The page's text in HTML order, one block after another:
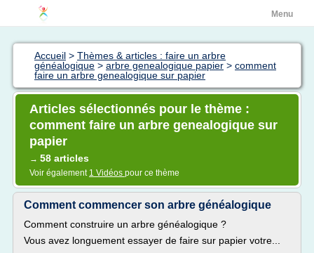
Menu
Accueil > Thèmes & articles : faire un arbre
généalogique > arbre genealogique papier > comment
faire un arbre genealogique sur papier
Articles sélectionnés pour le thème :
comment faire un arbre genealogique sur
papier
→ 58 articles
Voir également 1 Vidéos pour ce thème
Comment commencer son arbre généalogique
Comment construire un arbre généalogique ?
Vous avez longuement essayer de faire sur papier votre...